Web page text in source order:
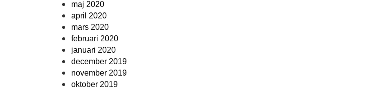
maj 2020
april 2020
mars 2020
februari 2020
januari 2020
december 2019
november 2019
oktober 2019